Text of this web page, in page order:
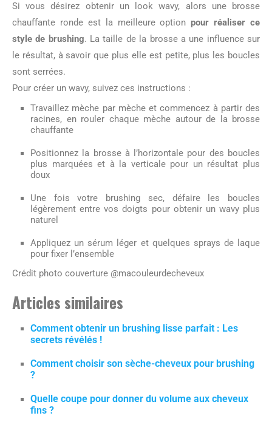
Si vous désirez obtenir un look wavy, alors une brosse
chauffante ronde est la meilleure option pour réaliser ce
style de brushing. La taille de la brosse a une influence sur
le résultat, à savoir que plus elle est petite, plus les boucles
sont serrées.
Pour créer un wavy, suivez ces instructions :
Travaillez mèche par mèche et commencez à partir des
racines, en rouler chaque mèche autour de la brosse
chauffante
Positionnez la brosse à l’horizontale pour des boucles
plus marquées et à la verticale pour un résultat plus
doux
Une fois votre brushing sec, défaire les boucles
légèrement entre vos doigts pour obtenir un wavy plus
naturel
Appliquez un sérum léger et quelques sprays de laque
pour fixer l’ensemble
Crédit photo couverture @macouleurdecheveux
Articles similaires
Comment obtenir un brushing lisse parfait : Les
secrets révélés !
Comment choisir son sèche-cheveux pour brushing
?
Quelle coupe pour donner du volume aux cheveux
fins ?